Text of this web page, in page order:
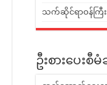
သက်ဆိုင်ရာဝန်ကြီးဌ
ဦးစားပေးစီမံ